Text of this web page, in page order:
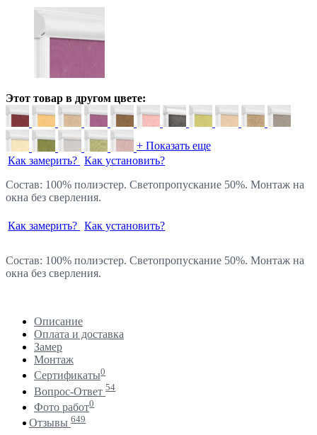
Этот товар в другом цвете:
+ Показать еще
Как замерить? Как установить?
Состав: 100% полиэстер. Светопропускание 50%. Монтаж на
окна без сверления.
Как замерить? Как установить?
Состав: 100% полиэстер. Светопропускание 50%. Монтаж на
окна без сверления.
Описание
Оплата и доставка
Замер
Монтаж
Сертификаты0
Вопрос-Ответ 54
Фото работ0
Отзывы 649